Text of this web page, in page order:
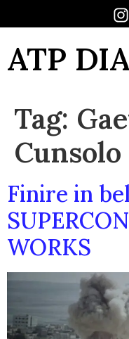
ATP
Tag:
Finire in
WORKS